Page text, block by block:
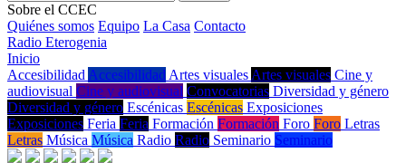
Sobre el CCEC
Quiénes somos Equipo La Casa Contacto
Radio Eterogenia
Inicio
Accesibilidad Accesibilidad Artes visuales Artes visuales Cine y
audiovisual Cine y audiovisual Convocatorias Diversidad y género
Diversidad y género Escénicas Escénicas Exposiciones
Exposiciones Feria Feria Formación Formación Foro Foro Letras
Letras Música Música Radio Radio Seminario Seminario